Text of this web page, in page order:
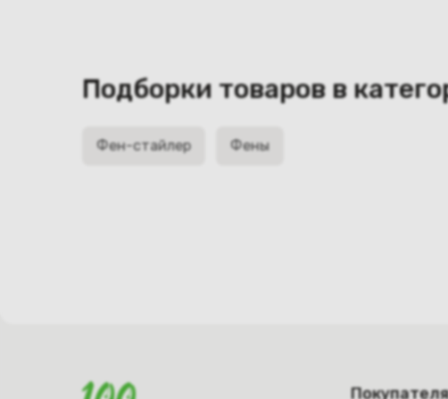
Подборки товаров в
Фен-стайлер Фены